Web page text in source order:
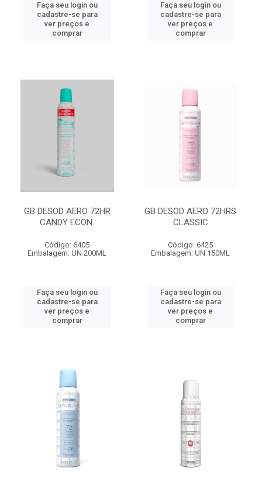
Faça seu login ou
cadastre-se para
ver preços e
comprar
Faça seu login ou
cadastre-se para
ver preços e
comprar
GB DESOD AERO 72HR
CANDY ECON.
Código: 6405
Embalagem: UN 200ML
Faça seu login ou
cadastre-se para
ver preços e
comprar
GB DESOD AERO 72HRS
CLASSIC
Código: 6425
Embalagem: UN 150ML
Faça seu login ou
cadastre-se para
ver preços e
comprar